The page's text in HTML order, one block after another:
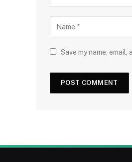
Save my name,